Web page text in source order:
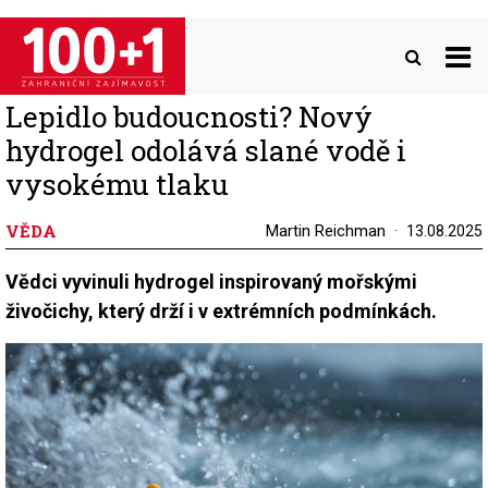
Přejít
hlavnímu
obsahu
Lepidlo budoucnosti? Nový
hydrogel odolává slané vodě i
vysokému tlaku
VĚDA Martin Reichman 13.08.2025
Vědci vyvinuli hydrogel inspirovaný mořskými
živočichy, který drží i v extrémních podmínkách.